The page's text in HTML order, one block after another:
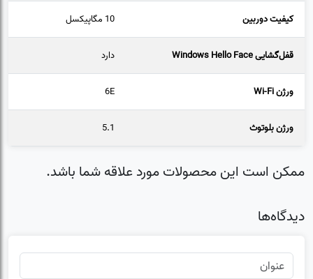
کیفیت دوربین 10 مگاپیکسل
قفل‌گشایی Windows Hello Face دارد
ورژن Wi-Fi 6E
ورژن بلوتوث 5.1
ممکن است این محصولات مورد علاقه شما باشد.
دیدگاه‌ها